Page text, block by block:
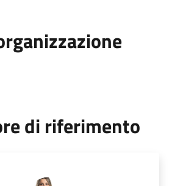
di riferimento